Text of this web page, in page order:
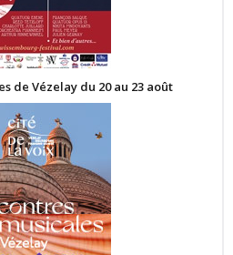
de Vézelay du 20 au 23 août